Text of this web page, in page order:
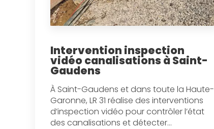
Intervention inspection
vidéo canalisations à Saint-
Gaudens
À Saint-Gaudens et dans toute la Haute-
Garonne, LR 31 réalise des interventions
d’inspection vidéo pour contrôler l’état
des canalisations et détecter...